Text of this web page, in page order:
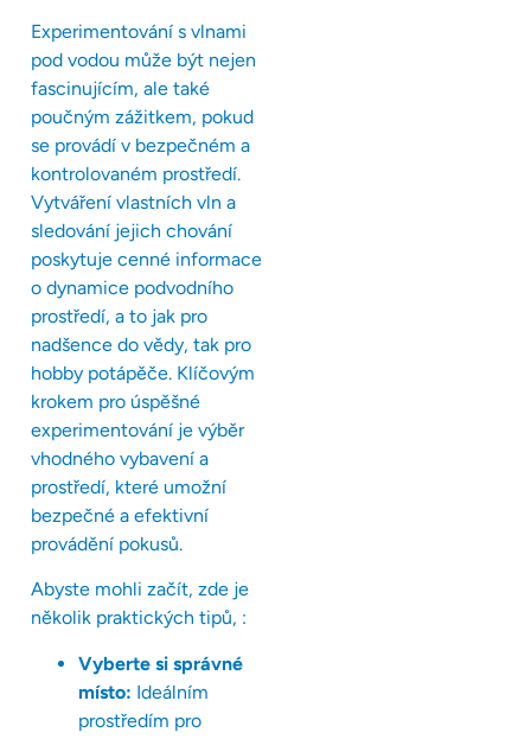
Experimentování s vlnami
pod vodou může být nejen
fascinujícím, ale také
poučným zážitkem, pokud
se provádí v bezpečném a
kontrolovaném prostředí.
Vytváření vlastních vln a
sledování jejich chování
poskytuje cenné informace
o dynamice podvodního
prostředí, a to jak pro
nadšence do vědy, tak pro
hobby potápěče. Klíčovým
krokem pro úspěšné
experimentování je výběr
vhodného vybavení a
prostředí, které umožní
bezpečné a efektivní
provádění pokusů.
Abyste mohli začít, zde je
několik praktických tipů, :
Vyberte si správné
místo: Ideálním
prostředím pro